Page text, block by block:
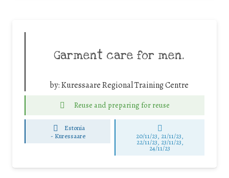
Garment care for men.
by:Kuressaare Regional Training Centre
Reuse and preparing for reuse
Estonia
- Kuressaare 20/11/23, 21/11/23,
22/11/23, 23/11/23,
24/11/23